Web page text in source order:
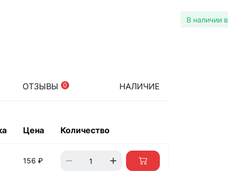
ОТЗЫВЫ 0 НАЛИЧИЕ
Цена Количество
156 ₽
В наличии в